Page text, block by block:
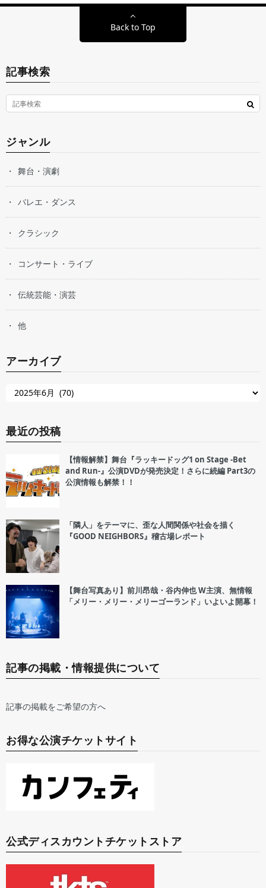
Back to Top
記事検索
ジャンル
舞台・演劇
バレエ・ダンス
クラシック
コンサート・ライブ
伝統芸能・演芸
他
アーカイブ
最近の投稿
【情報解禁】舞台『ラッキードッグ1 on Stage -Bet
and Run-』公演DVDが発売決定！さらに続編 Part3の
公演情報も解禁！！
「隣人」をテーマに、歪な人間関係や社会を描く
『GOOD NEIGHBORS』稽古場レポート
【舞台写真あり】前川昂哉・谷内伸也 W主演、無情報
「メリー・メリー・メリーゴーランド」いよいよ開幕！
記事の掲載・情報提供について
記事の掲載をご希望の方へ
お得な公演チケットサイト
公式ディスカウントチケットストア